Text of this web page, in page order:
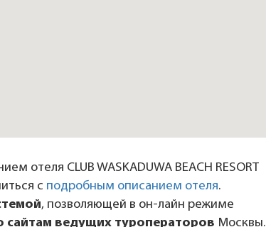
отеля CLUB WASKADUWA BEACH RESORT
с подробным описанием отеля.
, позволяющей в он-лайн режиме
сайтам ведущих туроператоров Москвы.